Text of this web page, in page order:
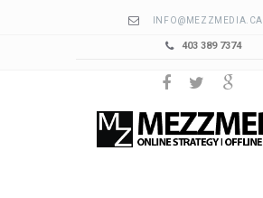
INFO@MEZZMEDIA.CA
403 389 7374